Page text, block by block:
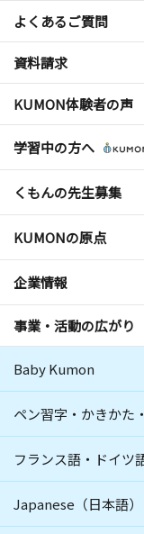
よくあるご質問
資料請求
KUMON体験者の声
学習中の方へ
くもんの先生募集
KUMONの原点
企業情報
事業・活動の広がり
Baby Kumon
ペン習字・かきかた
フランス語・ドイツ
Japanese（日本語）